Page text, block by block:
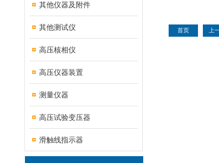
其他仪器及附件
其他测试仪
高压核相仪
高压仪器装置
测量仪器
高压试验变压器
滑触线指示器
首页 上